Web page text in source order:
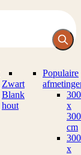
Zwart
Blank
hout
Populaire
300
x
300
cm
300
x